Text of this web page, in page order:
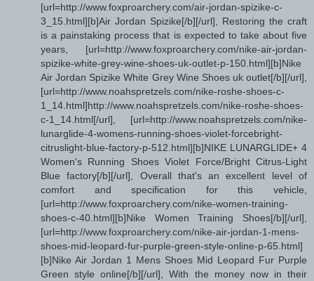
[url=http://www.foxproarchery.com/air-jordan-spizike-c-
3_15.html][b]Air Jordan Spizike[/b][/url], Restoring the craft
is a painstaking process that is expected to take about five
years, [url=http://www.foxproarchery.com/nike-air-jordan-
spizike-white-grey-wine-shoes-uk-outlet-p-150.html][b]Nike
Air Jordan Spizike White Grey Wine Shoes uk outlet[/b][/url],
[url=http://www.noahspretzels.com/nike-roshe-shoes-c-
1_14.html]http://www.noahspretzels.com/nike-roshe-shoes-
c-1_14.html[/url], [url=http://www.noahspretzels.com/nike-
lunarglide-4-womens-running-shoes-violet-forcebright-
citruslight-blue-factory-p-512.html][b]NIKE LUNARGLIDE+ 4
Women's Running Shoes Violet Force/Bright Citrus-Light
Blue factory[/b][/url], Overall that's an excellent level of
comfort and specification for this vehicle,
[url=http://www.foxproarchery.com/nike-women-training-
shoes-c-40.html][b]Nike Women Training Shoes[/b][/url],
[url=http://www.foxproarchery.com/nike-air-jordan-1-mens-
shoes-mid-leopard-fur-purple-green-style-online-p-65.html]
[b]Nike Air Jordan 1 Mens Shoes Mid Leopard Fur Purple
Green style online[/b][/url], With the money now in their